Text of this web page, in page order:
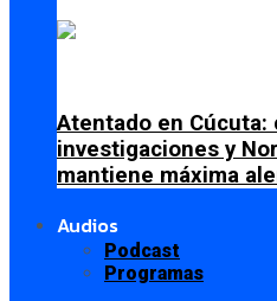
Atentado en Cúcuta:
investigaciones y
mantiene máxima
Audios
Podcast
Programas